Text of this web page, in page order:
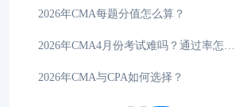
2026年CMA每题分值怎么算？
2026年CMA4月份考试难吗？通过率怎么样？
2026年CMA与CPA如何选择？